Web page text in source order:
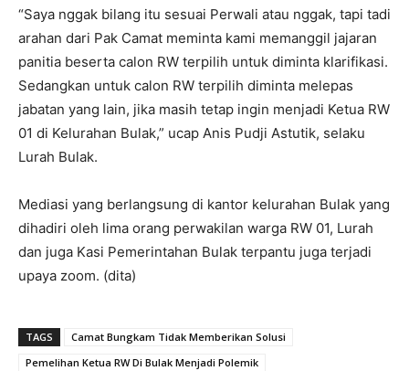
“Saya nggak bilang itu sesuai Perwali atau nggak, tapi tadi
arahan dari Pak Camat meminta kami memanggil jajaran
panitia beserta calon RW terpilih untuk diminta klarifikasi.
Sedangkan untuk calon RW terpilih diminta melepas
jabatan yang lain, jika masih tetap ingin menjadi Ketua RW
01 di Kelurahan Bulak,” ucap Anis Pudji Astutik, selaku
Lurah Bulak.
Mediasi yang berlangsung di kantor kelurahan Bulak yang
dihadiri oleh lima orang perwakilan warga RW 01, Lurah
dan juga Kasi Pemerintahan Bulak terpantu juga terjadi
upaya zoom. (dita)
TAGS
Camat Bungkam Tidak Memberikan Solusi
Pemelihan Ketua RW Di Bulak Menjadi Polemik